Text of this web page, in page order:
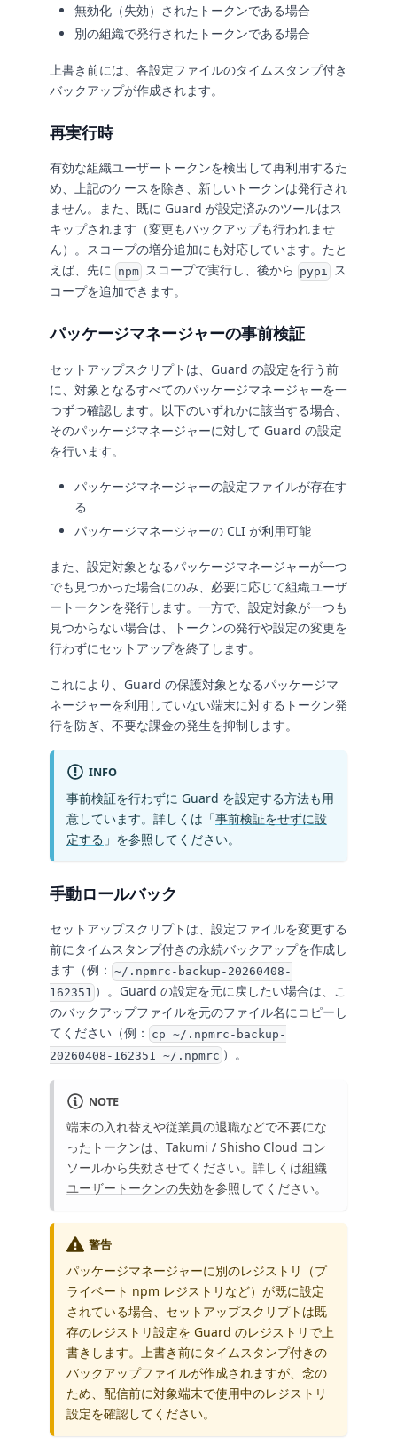
無効化（失効）されたトークンである場合
別の組織で発行されたトークンである場合
上書き前には、各設定ファイルのタイムスタンプ付き
バックアップが作成されます。
再実行時
有効な組織ユーザートークンを検出して再利用するた
め、上記のケースを除き、新しいトークンは発行され
ません。また、既に Guard が設定済みのツールはス
キップされます（変更もバックアップも行われませ
ん）。スコープの増分追加にも対応しています。たと
えば、先に npmスコープで実行し、後から pypi ス
コープを追加できます。
パッケージマネージャーの事前検証
セットアップスクリプトは、Guard の設定を行う前
に、対象となるすべてのパッケージマネージャーを一
つずつ確認します。以下のいずれかに該当する場合、
そのパッケージマネージャーに対して Guard の設定
を行います。
パッケージマネージャーの設定ファイルが存在す
る
パッケージマネージャーの CLI が利用可能
また、設定対象となるパッケージマネージャーが一つ
でも見つかった場合にのみ、必要に応じて組織ユーザ
ートークンを発行します。一方で、設定対象が一つも
見つからない場合は、トークンの発行や設定の変更を
行わずにセットアップを終了します。
これにより、Guard の保護対象となるパッケージマ
ネージャーを利用していない端末に対するトークン発
行を防ぎ、不要な課金の発生を抑制します。
INFO
事前検証を行わずに Guard を設定する方法も用
意しています。詳しくは「事前検証をせずに設
定する 」を参照してください。
手動ロールバック
セットアップスクリプトは、設定ファイルを変更する
前にタイムスタンプ付きの永続バックアップを作成し
ます（例： ~/.npmrc-backup-20260408-
162351 ）。Guard の設定を元に戻したい場合は、こ
のバックアップファイルを元のファイル名にコピーし
てください（例：
cp ~/.npmrc-backup-
20260408-162351 ~/.npmrc ）。
NOTE
端末の入れ替えや従業員の退職などで不要にな
ったトークンは、Takumi / Shisho Cloud コン
ソールから失効させてください。詳しくは組織
ユーザートークンの失効を参照してください。
警告
パッケージマネージャーに別のレジストリ（プ
ライベート npm レジストリなど）が既に設定
されている場合、セットアップスクリプトは既
存のレジストリ設定を Guard のレジストリで上
書きします。上書き前にタイムスタンプ付きの
バックアップファイルが作成されますが、念の
ため、配信前に対象端末で使用中のレジストリ
設定を確認してください。